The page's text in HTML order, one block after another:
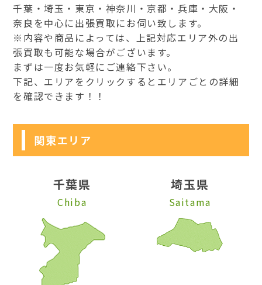
千葉・埼玉・東京・神奈川・京都・兵庫・大阪・
奈良を中心に出張買取にお伺い致します。
※内容や商品によっては、上記対応エリア外の出
張買取も可能な場合がございます。
まずは一度お気軽にご連絡下さい。
下記、エリアをクリックするとエリアごとの詳細
を確認できます！！
関東エリア
千葉県
Chiba
埼玉県
Saitama